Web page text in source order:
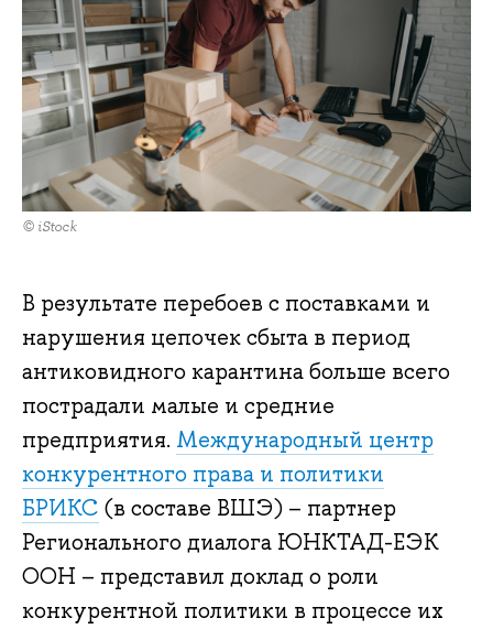
© iStock
В результате перебоев с поставками и
нарушения цепочек сбыта в период
антиковидного карантина больше всего
пострадали малые и средние
предприятия. Международный центр
конкурентного права и политики
БРИКС (в составе ВШЭ) – партнер
Регионального диалога ЮНКТАД-ЕЭК
ООН – представил доклад о роли
конкурентной политики в процессе их